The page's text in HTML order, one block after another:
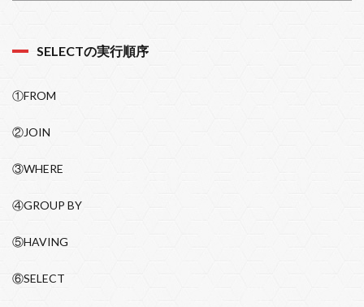
SELECTの実行順序
①FROM
②JOIN
③WHERE
④GROUP BY
⑤HAVING
⑥SELECT